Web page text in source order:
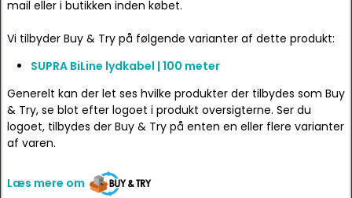
mail eller i butikken inden købet.
Vi tilbyder Buy & Try på følgende varianter af dette produkt:
SUPRA BiLine lydkabel | 100 meter
Generelt kan der let ses hvilke produkter der tilbydes som Buy
& Try, se blot efter logoet i produkt oversigterne. Ser du
logoet, tilbydes der Buy & Try på enten en eller flere varianter
af varen.
Læs mere om